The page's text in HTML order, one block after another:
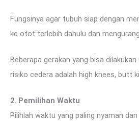
Fungsinya agar tubuh siap dengan
ke otot terlebih dahulu dan
Beberapa gerakan yang bisa
risiko cedera adalah high knees, butt
2. Pemilihan Waktu
Pilihlah waktu yang paling nyaman